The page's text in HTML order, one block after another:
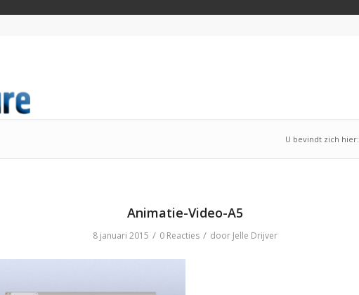
U bevindt zich hier:
Animatie-Video-A5
8 januari 2015 / 0 Reacties / door Jelle Drijver